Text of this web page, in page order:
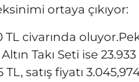
ortaya çıkıyor:
TL civarında
Takı Seti ise 23.933
satış fiyatı